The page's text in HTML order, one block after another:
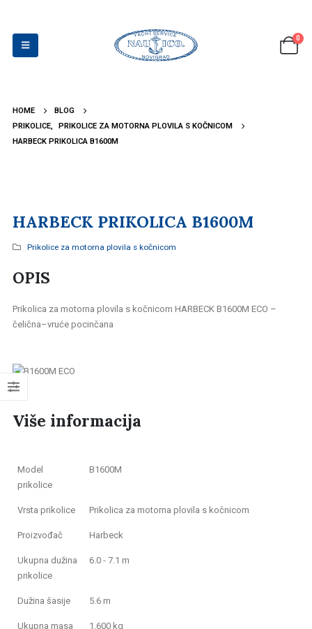
0
HOME
BLOG
PRIKOLICE,
PRIKOLICE ZA MOTORNA PLOVILA S KOČNICOM
HARBECK PRIKOLICA B1600M
HARBECK PRIKOLICA B1600M
Prikolice za motorna plovila s kočnicom
OPIS
Prikolica za motorna plovila s kočnicom HARBECK B1600M ECO –
čelična–vruće pocinčana
Više informacija
Model
prikolice
B1600M
Vrsta prikolice Prikolica za motorna plovila s kočnicom
Proizvođač Harbeck
Ukupna dužina
prikolice
6.0 - 7.1 m
Dužina šasije 5.6 m
Ukupna masa
1.600 kg